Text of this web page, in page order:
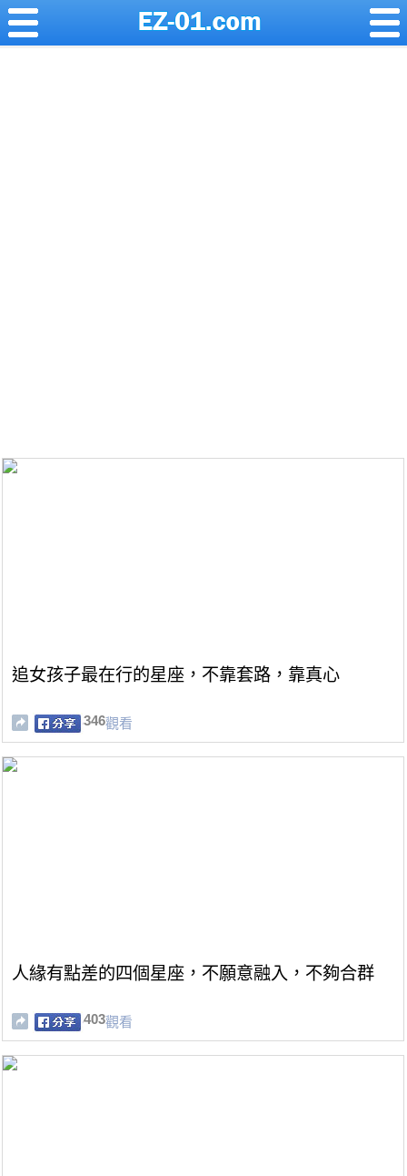
追女孩子最在行的星座，不靠套路，靠真心
346觀看
人緣有點差的四個星座，不願意融入，不夠合群
403觀看